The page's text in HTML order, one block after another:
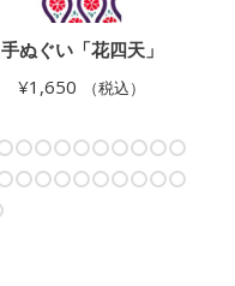
手ぬぐい「花四天」
¥1,650 （税込）